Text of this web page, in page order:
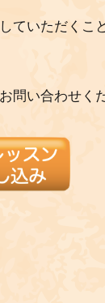
ていただくこ
問い合わせく